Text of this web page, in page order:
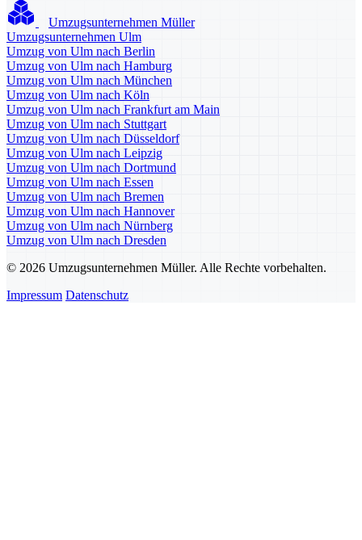
Umzugsunternehmen Müller
Umzugsunternehmen Ulm
Umzug von Ulm nach Berlin
Umzug von Ulm nach Hamburg
Umzug von Ulm nach München
Umzug von Ulm nach Köln
Umzug von Ulm nach Frankfurt am Main
Umzug von Ulm nach Stuttgart
Umzug von Ulm nach Düsseldorf
Umzug von Ulm nach Leipzig
Umzug von Ulm nach Dortmund
Umzug von Ulm nach Essen
Umzug von Ulm nach Bremen
Umzug von Ulm nach Hannover
Umzug von Ulm nach Nürnberg
Umzug von Ulm nach Dresden
© 2026 Umzugsunternehmen Müller. Alle Rechte vorbehalten.
Impressum Datenschutz